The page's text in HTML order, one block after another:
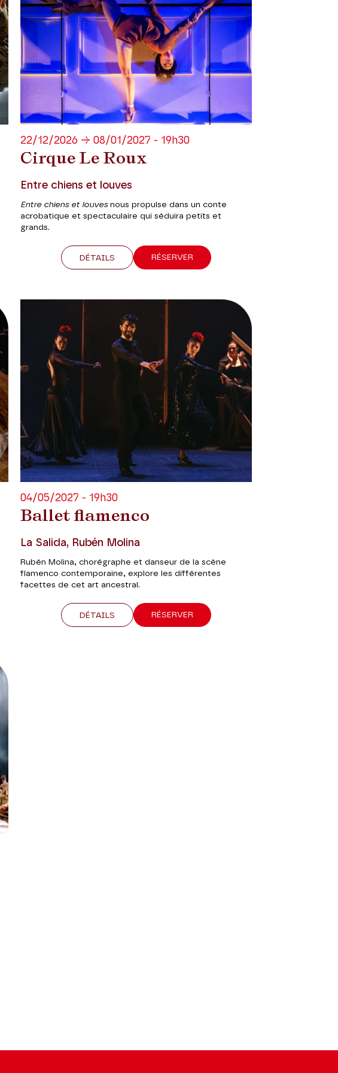
Cirque Le Roux
22/12/2026 → 08/01/2027 - 19h30
Entre chiens et louves
Entre chiens et louvesnous propulse dans un conte
acrobatique et spectaculaire qui séduira petits et
grands.
DÉTAILS RÉSERVER
Ballet flamenco
04/05/2027 - 19h30
La Salida, Rubén Molina
Rubén Molina, chorégraphe et danseur de la scène
flamenco contemporaine, explore les différentes
facettes de cet art ancestral.
DÉTAILS RÉSERVER